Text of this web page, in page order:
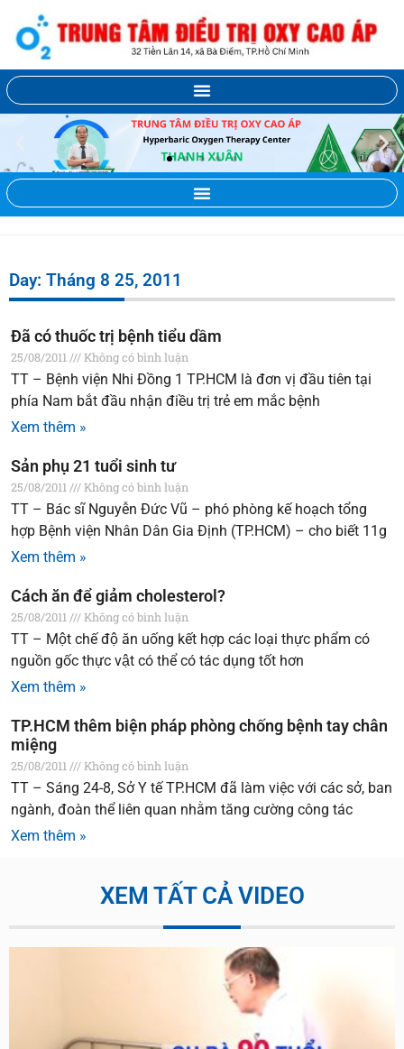
Day: Tháng 8 25, 2011
Đã có thuốc trị bệnh tiểu dầm
25/08/2011 Không có bình luận
TT – Bệnh viện Nhi Đồng 1 TP.HCM là đơn vị đầu tiên tại
phía Nam bắt đầu nhận điều trị trẻ em mắc bệnh
Xem thêm »
Sản phụ 21 tuổi sinh tư
25/08/2011 Không có bình luận
TT – Bác sĩ Nguyễn Đức Vũ – phó phòng kế hoạch tổng
hợp Bệnh viện Nhân Dân Gia Định (TP.HCM) – cho biết 11g
Xem thêm »
Cách ăn để giảm cholesterol?
25/08/2011 Không có bình luận
TT – Một chế độ ăn uống kết hợp các loại thực phẩm có
nguồn gốc thực vật có thể có tác dụng tốt hơn
Xem thêm »
TP.HCM thêm biện pháp phòng chống bệnh tay chân
miệng
25/08/2011 Không có bình luận
TT – Sáng 24-8, Sở Y tế TP.HCM đã làm việc với các sở, ban
ngành, đoàn thể liên quan nhằm tăng cường công tác
Xem thêm »
XEM TẤT CẢ VIDEO